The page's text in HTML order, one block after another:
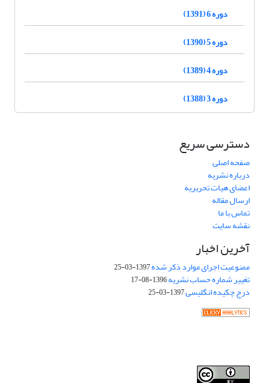
دوره 6 (1391)
دوره 5 (1390)
دوره 4 (1389)
دوره 3 (1388)
دسترسی سریع
صفحه اصلی
درباره نشریه
اعضای هیات تحریریه
ارسال مقاله
تماس با ما
نقشه سایت
آخرین اخبار
ممنوعیت اجرای موارد ذکر شده1397-03-25
تغییر شماره حساب نشریه1396-08-17
درج چکیده انگلیسی1397-03-25